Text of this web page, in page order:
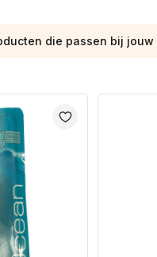
die passen bij jouw